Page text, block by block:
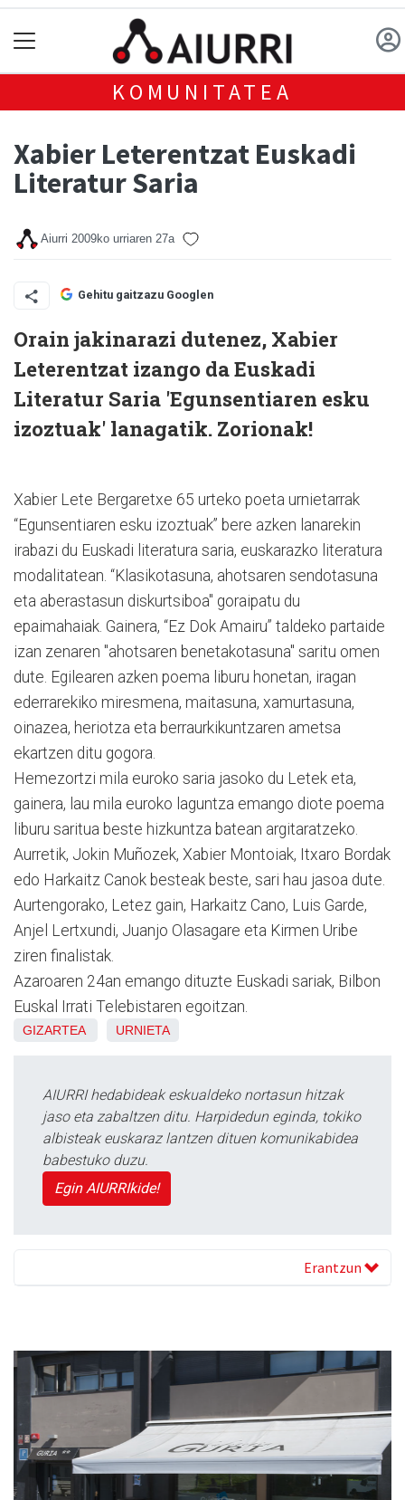
KOMUNITATEA
Xabier Leterentzat Euskadi
Literatur Saria
Aiurri 2009ko urriaren 27a
Gehitu gaitzazu Googlen
Orain jakinarazi dutenez, Xabier
Leterentzat izango da Euskadi
Literatur Saria 'Egunsentiaren esku
izoztuak' lanagatik. Zorionak!
Xabier Lete Bergaretxe 65 urteko poeta urnietarrak
“Egunsentiaren esku izoztuak” bere azken lanarekin
irabazi du Euskadi literatura saria, euskarazko literatura
modalitatean. “Klasikotasuna, ahotsaren sendotasuna
eta aberastasun diskurtsiboa" goraipatu du
epaimahaiak. Gainera, “Ez Dok Amairu” taldeko partaide
izan zenaren "ahotsaren benetakotasuna" saritu omen
dute. Egilearen azken poema liburu honetan, iragan
ederrarekiko miresmena, maitasuna, xamurtasuna,
oinazea, heriotza eta berraurkikuntzaren ametsa
ekartzen ditu gogora.
Hemezortzi mila euroko saria jasoko du Letek eta,
gainera, lau mila euroko laguntza emango diote poema
liburu saritua beste hizkuntza batean argitaratzeko.
Aurretik, Jokin Muñozek, Xabier Montoiak, Itxaro Bordak
edo Harkaitz Canok besteak beste, sari hau jasoa dute.
Aurtengorako, Letez gain, Harkaitz Cano, Luis Garde,
Anjel Lertxundi, Juanjo Olasagare eta Kirmen Uribe
ziren finalistak.
Azaroaren 24an emango dituzte Euskadi sariak, Bilbon
Euskal Irrati Telebistaren egoitzan.
GIZARTEA URNIETA
AIURRI hedabideak eskualdeko nortasun hitzak
jaso eta zabaltzen ditu. Harpidedun eginda, tokiko
albisteak euskaraz lantzen dituen komunikabidea
babestuko duzu.
Egin AIURRIkide!
Erantzun